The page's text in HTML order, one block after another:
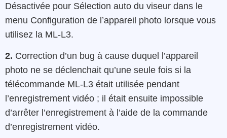
Désactivée pour Sélection auto du viseur dans le
menu Configuration de l’appareil photo lorsque vous
utilisez la ML-L3.
2. Correction d’un bug à cause duquel l’appareil
photo ne se déclenchait qu’une seule fois si la
télécommande ML-L3 était utilisée pendant
l’enregistrement vidéo ; il était ensuite impossible
d’arrêter l’enregistrement à l’aide de la commande
d’enregistrement vidéo.